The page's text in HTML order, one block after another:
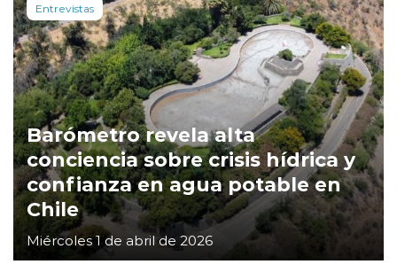
Entrevistas
Barómetro revela alta
conciencia sobre crisis hídrica y
confianza en agua potable en
Chile
Miércoles 1 de abril de 2026